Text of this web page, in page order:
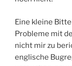
Eine kleine
Probleme mit
nicht mir zu
englische